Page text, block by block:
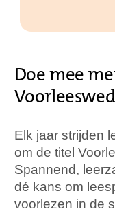
Doe mee
Elk jaar strijden
om de titel
Spannend,
dé kans om
voorlezen in de